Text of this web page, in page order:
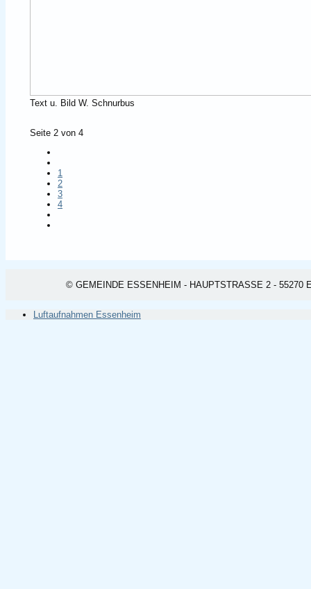
Text u. Bild W. Schnurbus
Seite 2 von 4
1
2
3
4
© GEMEINDE ESSENHEIM - HAUPTSTRASSE 2 - 55270
Luftaufnahmen Essenheim